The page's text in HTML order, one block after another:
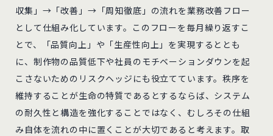
収集」→「改善」→「周知徹底」の流れを業務改善フロー
として仕組み化しています。このフローを毎月繰り返すこ
とで、「品質向上」や「生産性向上」を実現するととも
に、制作物の品質低下や社員のモチベーションダウンを起
こさないためのリスクヘッジにも役立てています。秩序を
維持することが生命の特質であるとするならば、システム
の耐久性と構造を強化することではなく、むしろその仕組
み自体を流れの中に置くことが大切であると考えます。取